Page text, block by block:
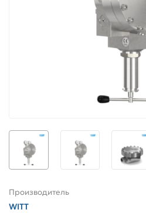
Производитель
WITT